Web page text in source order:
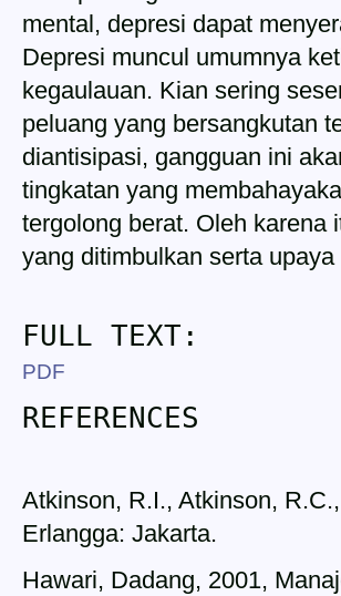
mental, depresi dapat
Depresi muncul umumnya
kegaulauan. Kian sering
peluang yang bersangkutan
diantisipasi, gangguan ini
tingkatan yang
tergolong berat. Oleh karena
yang ditimbulkan serta
FULL TEXT:
PDF
REFERENCES
Atkinson, R.I., Atkinson,
Erlangga: Jakarta.
Hawari, Dadang, 2001,